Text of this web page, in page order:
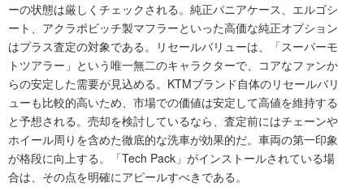
ーの状態は厳しくチェックされる。純正パニアケース、エルゴシ
ート、アクラポビッチ製マフラーといった高価な純正オプション
はプラス査定の対象である。リセールバリューは、「スーパーモ
トツアラー」という唯一無二のキャラクターで、コアなファンか
らの安定した需要が見込める。KTMブランド自体のリセールバリ
ューも比較的高いため、市場での価値は安定して高値を維持する
と予想される。売却を検討しているなら、査定前にはチェーンや
ホイール周りを含めた徹底的な洗車が効果的だ。車両の第一印象
が格段に向上する。「Tech Pack」がインストールされている場
合は、その点を明確にアピールすべきである。